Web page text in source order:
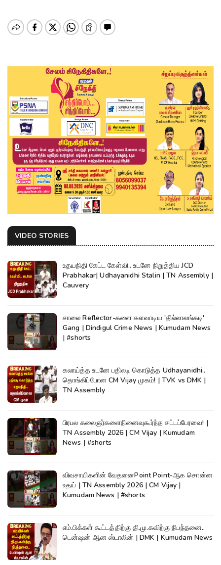
VIDEO STORIES
உதயநிதி கேட்ட கேள்வி.. உடனே நிறுத்திய JCD
Prabhakar| Udhayanidhi Stalin | TN Assembly |
Cauvery
சாலை Reflector-களை களவாடிய 'தில்லாலங்கடி'
Gang | Dindigul Crime News | Kumudam News
| #shorts
கலாய்த்த உடனே பதிலடி கொடுத்த Udhayanidhi..
தொங்கிப்போன CM Vijay முகம்! | TVK vs DMK |
TN Assembly
பிரபல கலைஞர்களைநினைவுகூர்ந்த சட்டப்பேரவை! |
TN Assembly 2026 | CM Vijay | Kumudam
News | #shorts
விவசாயிகளின் வேதனைPoint Point-ஆக சொன்ன
உதய் | TN Assembly 2026 | CM Vijay |
Kumudam News | #shorts
எம்.பிக்கள் கூட்டத்திற்கு தி.மு.கவிற்கு நிபந்தனை..
டென்ஷன் ஆன ஸ்டாலின் | DMK | Kumudam News